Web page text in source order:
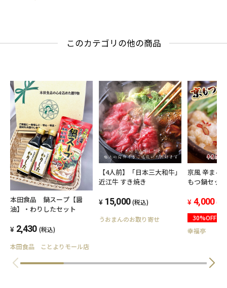
このカテゴリの他の商品
本田食品 鍋スープ【醤
油】・わりしたセット
2,430 (税込)
本田食品 ことよりモール店
【4人前】「日本三大和牛」
近江牛 すき焼き
15,000 (税込)
うおまんのお取り寄せ
京風 辛まろ
もつ鍋セット
い味スープ
4,000 (税
30%OFF
幸福亭